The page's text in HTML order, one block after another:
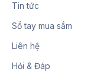
Tin tức
Sổ tay mua sắm
Liên hệ
Hỏi & Đáp